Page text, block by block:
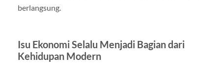
berlangsung.
Isu Ekonomi Selalu Menjadi Bagian dari
Kehidupan Modern